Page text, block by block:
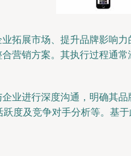
拓展市场、提升品牌影响
营销方案。其执行过程通常
业进行深度沟通，明确其
度及竞争对手分析等。基